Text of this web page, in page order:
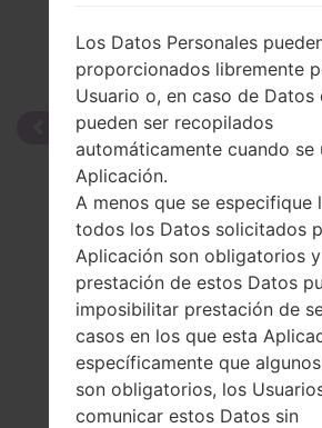
Los Datos Personales
proporcionados libremente
Usuario o, en caso de Datos
pueden ser recopilados
automáticamente cuando se
Aplicación.
A menos que se especifique
todos los Datos solicitados
Aplicación son obligatorios
prestación de estos Datos
imposibilitar prestación de
casos en los que esta
específicamente que
son obligatorios, los
comunicar estos Datos sin